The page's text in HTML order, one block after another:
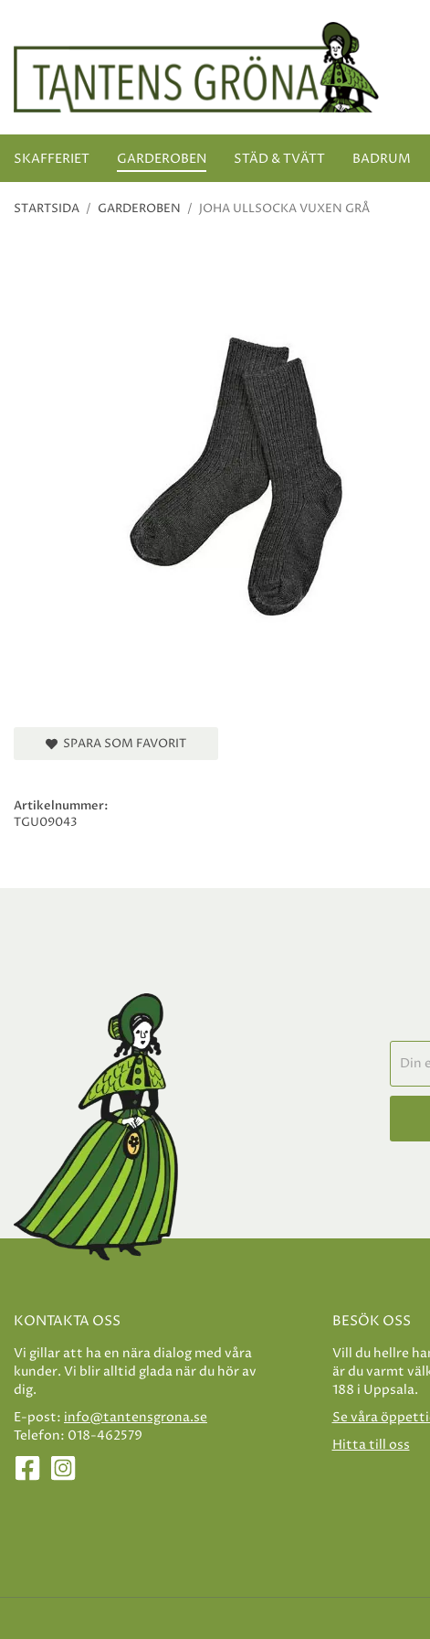
SKAFFERIET GARDEROBEN STÄD & TVÄTT BADRUM
STARTSIDA / GARDEROBEN / JOHA ULLSOCKA VUXEN GRÅ
SPARA SOM FAVORIT
Artikelnummer:
TGU09043
KONTAKTA OSS
Vi gillar att ha en nära dialog med våra
kunder. Vi blir alltid glada när du hör av
dig.
E-post: info@tantensgrona.se
Telefon: 018-462579
BESÖK OSS
Vill du hellre
är du varmt
188 i Uppsala.
Se våra
Hitta till oss